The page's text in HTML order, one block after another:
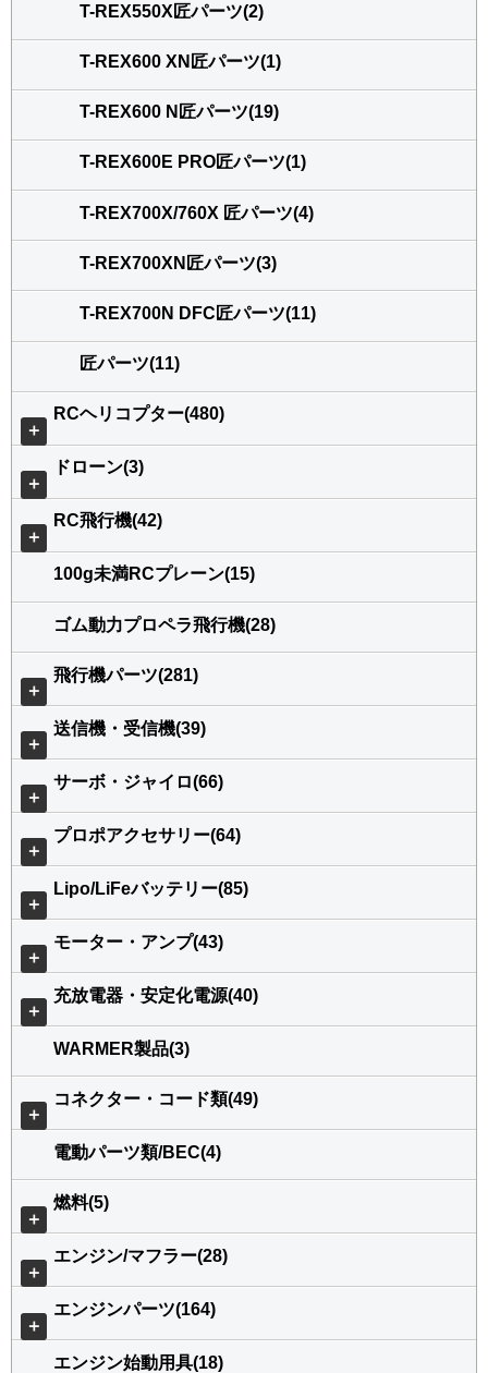
T-REX550X匠パーツ(2)
T-REX600 XN匠パーツ(1)
T-REX600 N匠パーツ(19)
T-REX600E PRO匠パーツ(1)
T-REX700X/760X 匠パーツ(4)
T-REX700XN匠パーツ(3)
T-REX700N DFC匠パーツ(11)
匠パーツ(11)
＋
RCヘリコプター(480)
＋
ドローン(3)
＋
RC飛行機(42)
100g未満RCプレーン(15)
ゴム動力プロペラ飛行機(28)
＋
飛行機パーツ(281)
＋
送信機・受信機(39)
＋
サーボ・ジャイロ(66)
＋
プロポアクセサリー(64)
＋
Lipo/LiFeバッテリー(85)
＋
モーター・アンプ(43)
＋
充放電器・安定化電源(40)
WARMER製品(3)
＋
コネクター・コード類(49)
電動パーツ類/BEC(4)
＋
燃料(5)
＋
エンジン/マフラー(28)
＋
エンジンパーツ(164)
エンジン始動用具(18)